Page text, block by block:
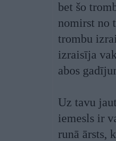
bet šo
nomirst no
trombu
izraisīja
abos
Uz tavu
iemesls ir
runā ārsts,